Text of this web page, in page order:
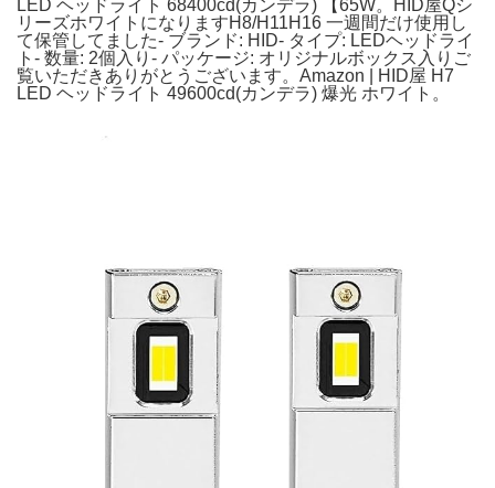
LED ヘッドライト 68400cd(カンデラ) 【65W。HID屋Qシ
リーズホワイトになりますH8/H11H16 一週間だけ使用し
て保管してました- ブランド: HID- タイプ: LEDヘッドライ
ト- 数量: 2個入り- パッケージ: オリジナルボックス入りご
覧いただきありがとうございます。Amazon | HID屋 H7
LED ヘッドライト 49600cd(カンデラ) 爆光 ホワイト。